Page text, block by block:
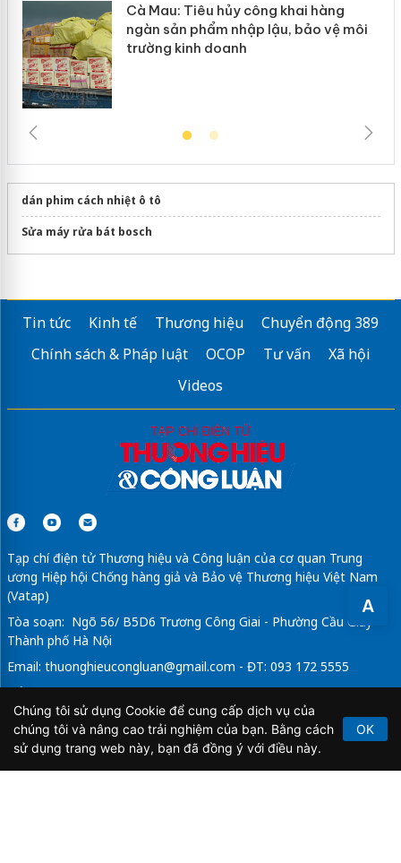
A
công khai hàng
nhập lậu, bảo vệ môi
dán phim cách nhiệt ô tô
Sửa máy rửa bát bosch
Tin tức Kinh tế Thương hiệu
Chuyển động 389
Chính sách & Pháp luật
OCOP Tư vấn
Xã hội
Videos
Tạp chí điện tử Thương hiệu và Công luận của cơ quan Trung
ương Hiệp hội Chống hàng giả và Bảo vệ Thương hiệu Việt Nam
(Vatap)
Tòa soạn: Ngõ 56/ B5D6 Trương Công Giai - Phường Cầu Giấy -
Thành phố Hà Nội
Email: thuonghieucongluan@gmail.com - ĐT: 093 172 5555
Tổng Biên Tập: Vũ Đức Thuận
Giấy phép hoạt động báo chí điện tử số 64/GP-BTTTT do Bộ
Thông tin và Truyền thông cấp ngày 21/2/2020.
Chúng tôi sử dụng Cookie để cung cấp dịch vụ của
chúng tôi và nâng cao trải nghiệm của bạn. Bằng cách
sử dụng trang web này, bạn đã đồng ý với điều này.
OK